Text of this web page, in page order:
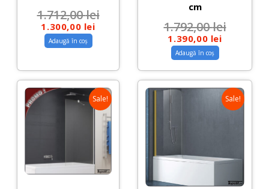
1.712,00lei
1.300,00 lei
Adaugă în coș
cm
1.792,00lei
1.390,00 lei
Adaugă în coș
Sale! Sale!